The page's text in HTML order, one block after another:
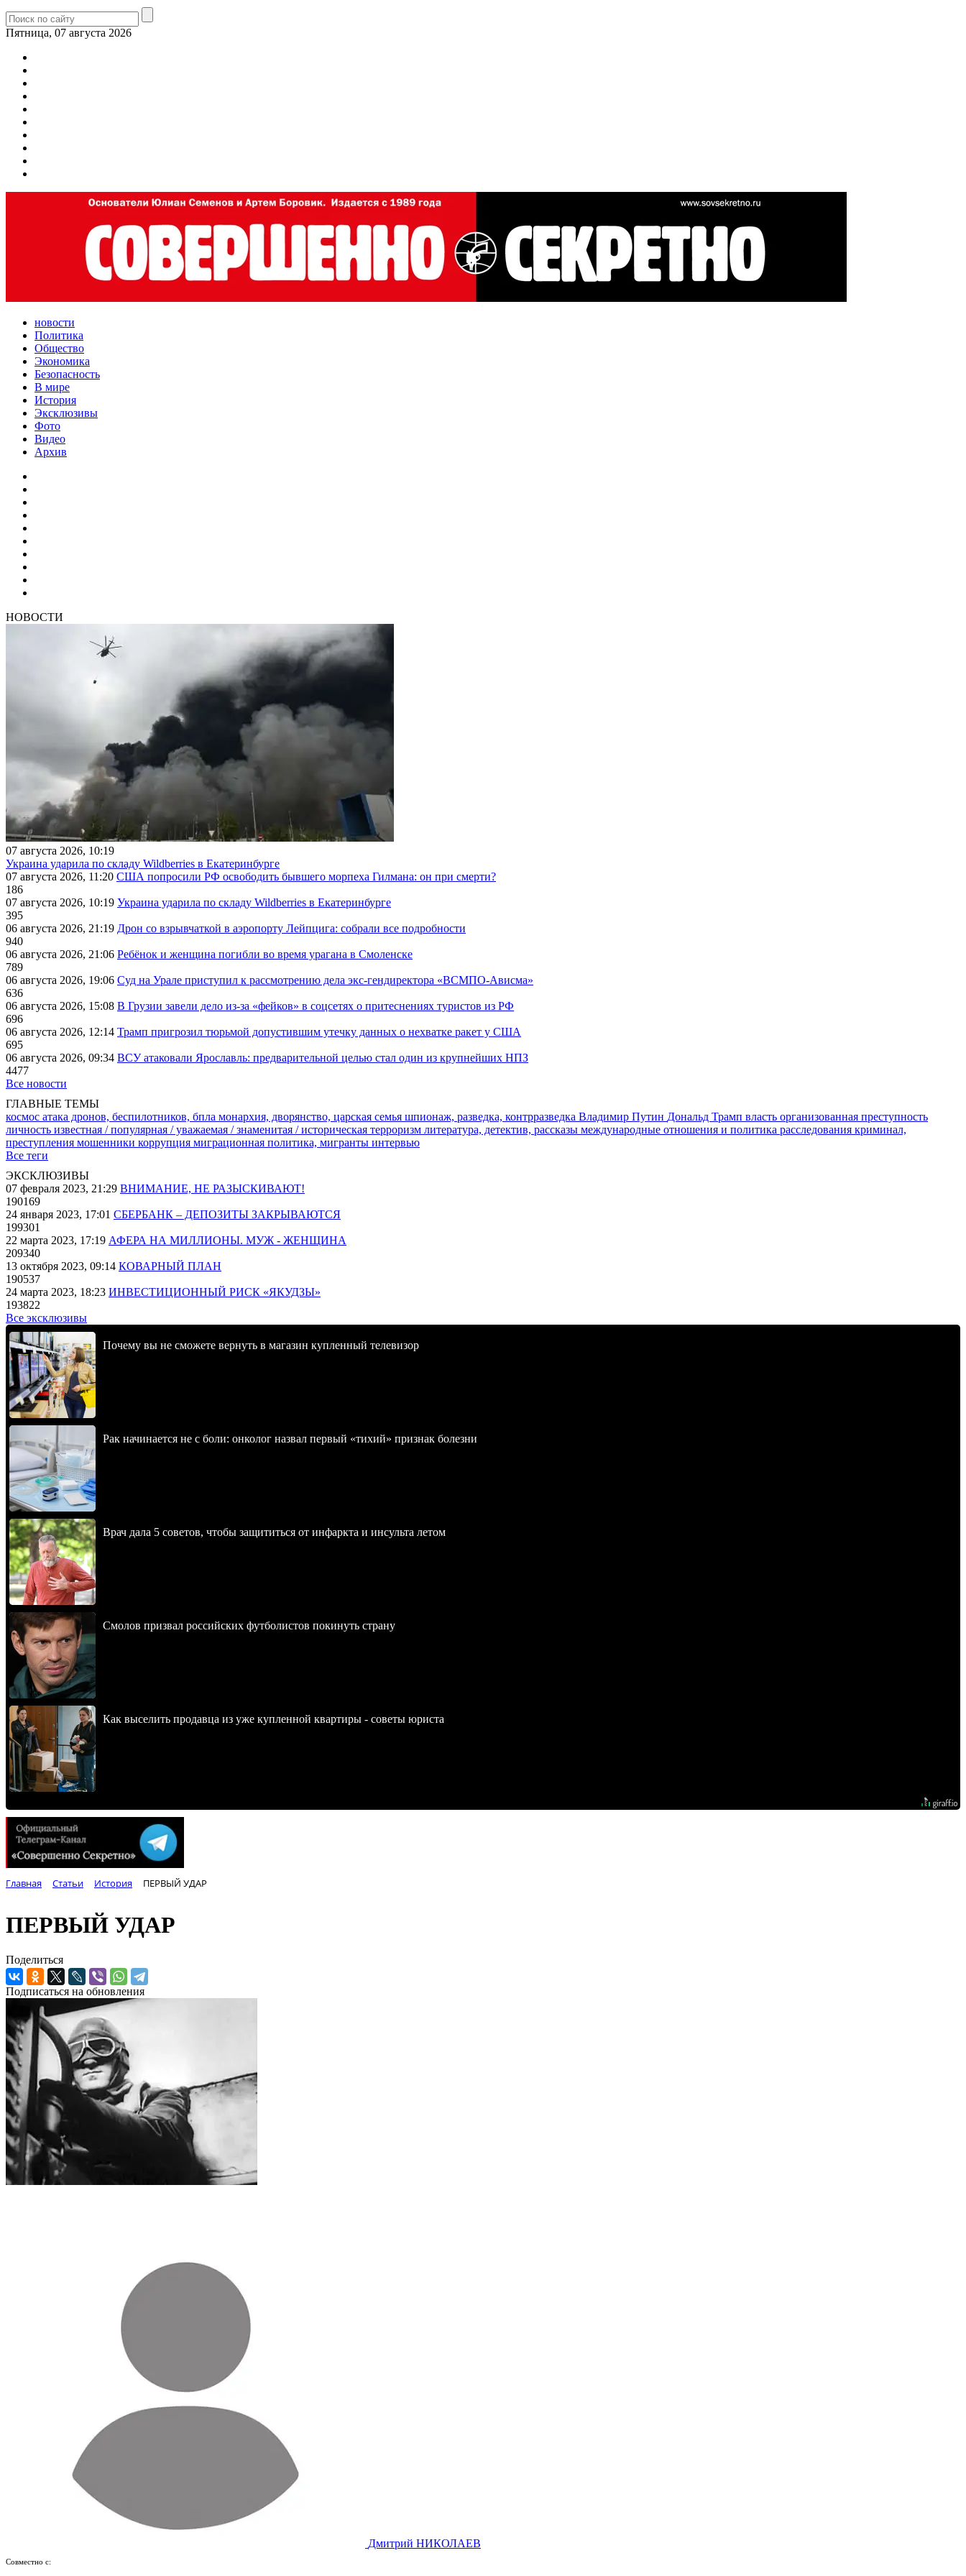
Пятница, 07 августа 2026
новости
Политика
Общество
Экономика
Безопасность
В мире
История
Эксклюзивы
Фото
Видео
Архив
НОВОСТИ
07 августа 2026, 10:19
Украина ударила по складу Wildberries в Екатеринбурге
07 августа 2026, 11:20 США попросили РФ освободить бывшего морпеха Гилмана: он при смерти?
186
07 августа 2026, 10:19 Украина ударила по складу Wildberries в Екатеринбурге
395
06 августа 2026, 21:19 Дрон со взрывчаткой в аэропорту Лейпцига: собрали все подробности
940
06 августа 2026, 21:06 Ребёнок и женщина погибли во время урагана в Смоленске
789
06 августа 2026, 19:06 Суд на Урале приступил к рассмотрению дела экс-гендиректора «ВСМПО-Ависма»
636
06 августа 2026, 15:08 В Грузии завели дело из-за «фейков» в соцсетях о притеснениях туристов из РФ
696
06 августа 2026, 12:14 Трамп пригрозил тюрьмой допустившим утечку данных о нехватке ракет у США
695
06 августа 2026, 09:34 ВСУ атаковали Ярославль: предварительной целью стал один из крупнейших НПЗ
4477
Все новости
ГЛАВНЫЕ ТЕМЫ
космос атака дронов, беспилотников, бпла монархия, дворянство, царская семья шпионаж, разведка, контрразведка Владимир Путин Дональд Трамп власть организованная преступность
личность известная / популярная / уважаемая / знаменитая / историческая терроризм литература, детектив, рассказы международные отношения и политика расследования криминал,
преступления мошенники коррупция миграционная политика, мигранты интервью
Все теги
ЭКСКЛЮЗИВЫ
07 февраля 2023, 21:29 ВНИМАНИЕ, НЕ РАЗЫСКИВАЮТ!
190169
24 января 2023, 17:01 СБЕРБАНК – ДЕПОЗИТЫ ЗАКРЫВАЮТСЯ
199301
22 марта 2023, 17:19 АФЕРА НА МИЛЛИОНЫ. МУЖ - ЖЕНЩИНА
209340
13 октября 2023, 09:14 КОВАРНЫЙ ПЛАН
190537
24 марта 2023, 18:23 ИНВЕСТИЦИОННЫЙ РИСК «ЯКУДЗЫ»
193822
Все эксклюзивы
Почему вы не сможете вернуть в магазин купленный телевизор
Рак начинается не с боли: онколог назвал первый «тихий» признак болезни
Врач дала 5 советов, чтобы защититься от инфаркта и инсульта летом
Смолов призвал российских футболистов покинуть страну
Как выселить продавца из уже купленной квартиры - советы юриста
Главная Статьи История ПЕРВЫЙ УДАР
ПЕРВЫЙ УДАР
Поделиться
Подписаться на обновления
Дмитрий НИКОЛАЕВ
Совместно с: